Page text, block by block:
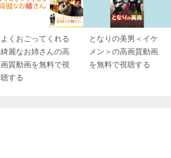
よくおごってくれる
綺麗なお姉さんの高
画質動画を無料で視
聴する
となりの美男＜イケ
メン＞の高画質動画
を無料で視聴する